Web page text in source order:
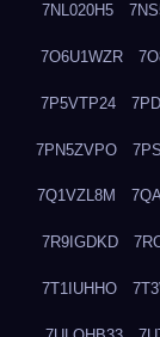
7NL020H5
7O6U1WZR
7P5VTP24
7PN5ZVPO
7Q1VZL8M
7R9IGDKD
7T1IUHHO